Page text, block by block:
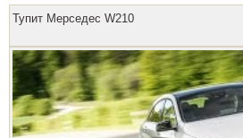
Тупит Мерседес W210